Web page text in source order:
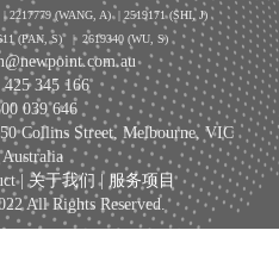
2217779 (WANG, A) | 2519171 (SHI, J)
(PAN, S)| 2619340 (WU, S)
345 166
039 646
Collins Street, Melbourne, VIC
|关于我们 | 服务项目
All Rights Reserved.